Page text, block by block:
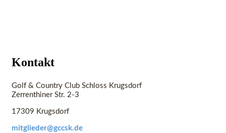
Kontakt
Golf & Country Club Schloss Krugsdorf
Zerrenthiner Str. 2-3
17309 Krugsdorf
mitglieder@gccsk.de